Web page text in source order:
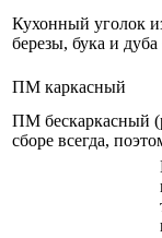
Кухонный уголок
березы, бука и
ПМ каркасный
ПМ бескаркасный
сборе всегда,